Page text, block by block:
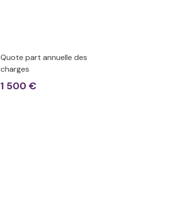
Quote part annuelle des
charges
1 500 €